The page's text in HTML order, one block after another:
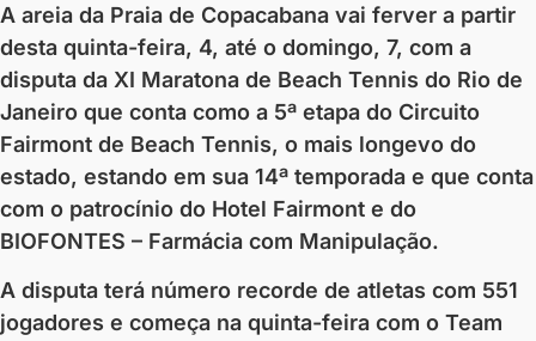
A areia da Praia de Copacabana vai ferver a partir
desta quinta-feira, 4, até o domingo, 7, com a
disputa da XI Maratona de Beach Tennis do Rio de
Janeiro que conta como a 5ª etapa do Circuito
Fairmont de Beach Tennis, o mais longevo do
estado, estando em sua 14ª temporada e que conta
com o patrocínio do Hotel Fairmont e do
BIOFONTES – Farmácia com Manipulação.
A disputa terá número recorde de atletas com 551
jogadores e começa na quinta-feira com o Team